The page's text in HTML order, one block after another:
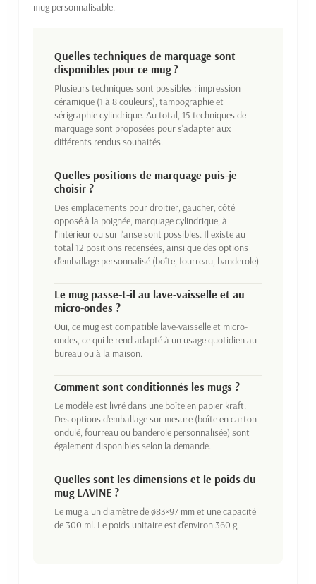
mug personnalisable.
Quelles techniques de marquage sont
disponibles pour ce mug ?
Plusieurs techniques sont possibles : impression
céramique (1 à 8 couleurs), tampographie et
sérigraphie cylindrique. Au total, 15 techniques de
marquage sont proposées pour s'adapter aux
différents rendus souhaités.
Quelles positions de marquage puis-je
choisir ?
Des emplacements pour droitier, gaucher, côté
opposé à la poignée, marquage cylindrique, à
l'intérieur ou sur l'anse sont possibles. Il existe au
total 12 positions recensées, ainsi que des options
d'emballage personnalisé (boîte, fourreau, banderole)
Le mug passe-t-il au lave-vaisselle et au
micro-ondes ?
Oui, ce mug est compatible lave-vaisselle et micro-
ondes, ce qui le rend adapté à un usage quotidien au
bureau ou à la maison.
Comment sont conditionnés les mugs ?
Le modèle est livré dans une boîte en papier kraft.
Des options d'emballage sur mesure (boîte en carton
ondulé, fourreau ou banderole personnalisée) sont
également disponibles selon la demande.
Quelles sont les dimensions et le poids du
mug LAVINE ?
Le mug a un diamètre de ø83×97 mm et une capacité
de 300 ml. Le poids unitaire est d'environ 360 g.